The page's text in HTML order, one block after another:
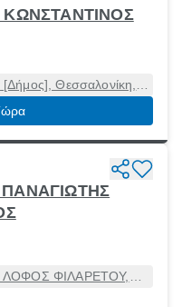
ΚΩΝΣΤΑΝΤΙΝΟΣ
Θεσσαλονίκη,
ΠΑΝΑΓΙΩΤΗΣ
ΛΟΦΟΣ ΦΙΛΑΡΕΤΟΥ,
17673